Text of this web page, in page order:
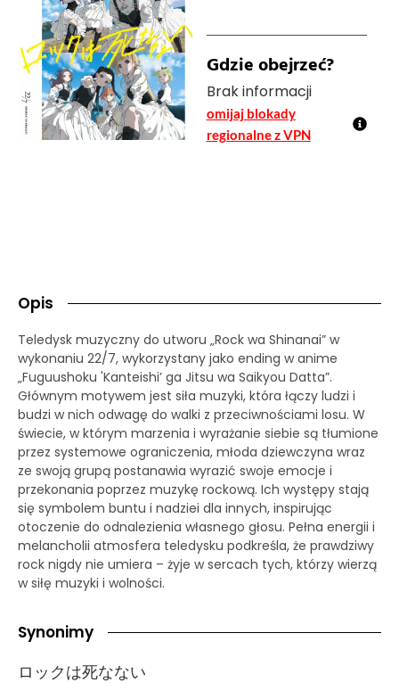
Gdzie obejrzeć?
Brak informacji
omijaj blokady
regionalne z VPN
Opis
Teledysk muzyczny do utworu „Rock wa Shinanai” w
wykonaniu 22/7, wykorzystany jako ending w anime
„Fuguushoku 'Kanteishi’ ga Jitsu wa Saikyou Datta”.
Głównym motywem jest siła muzyki, która łączy ludzi i
budzi w nich odwagę do walki z przeciwnościami losu. W
świecie, w którym marzenia i wyrażanie siebie są tłumione
przez systemowe ograniczenia, młoda dziewczyna wraz
ze swoją grupą postanawia wyrazić swoje emocje i
przekonania poprzez muzykę rockową. Ich występy stają
się symbolem buntu i nadziei dla innych, inspirując
otoczenie do odnalezienia własnego głosu. Pełna energii i
melancholii atmosfera teledysku podkreśla, że prawdziwy
rock nigdy nie umiera – żyje w sercach tych, którzy wierzą
w siłę muzyki i wolności.
Synonimy
ロックは死なない